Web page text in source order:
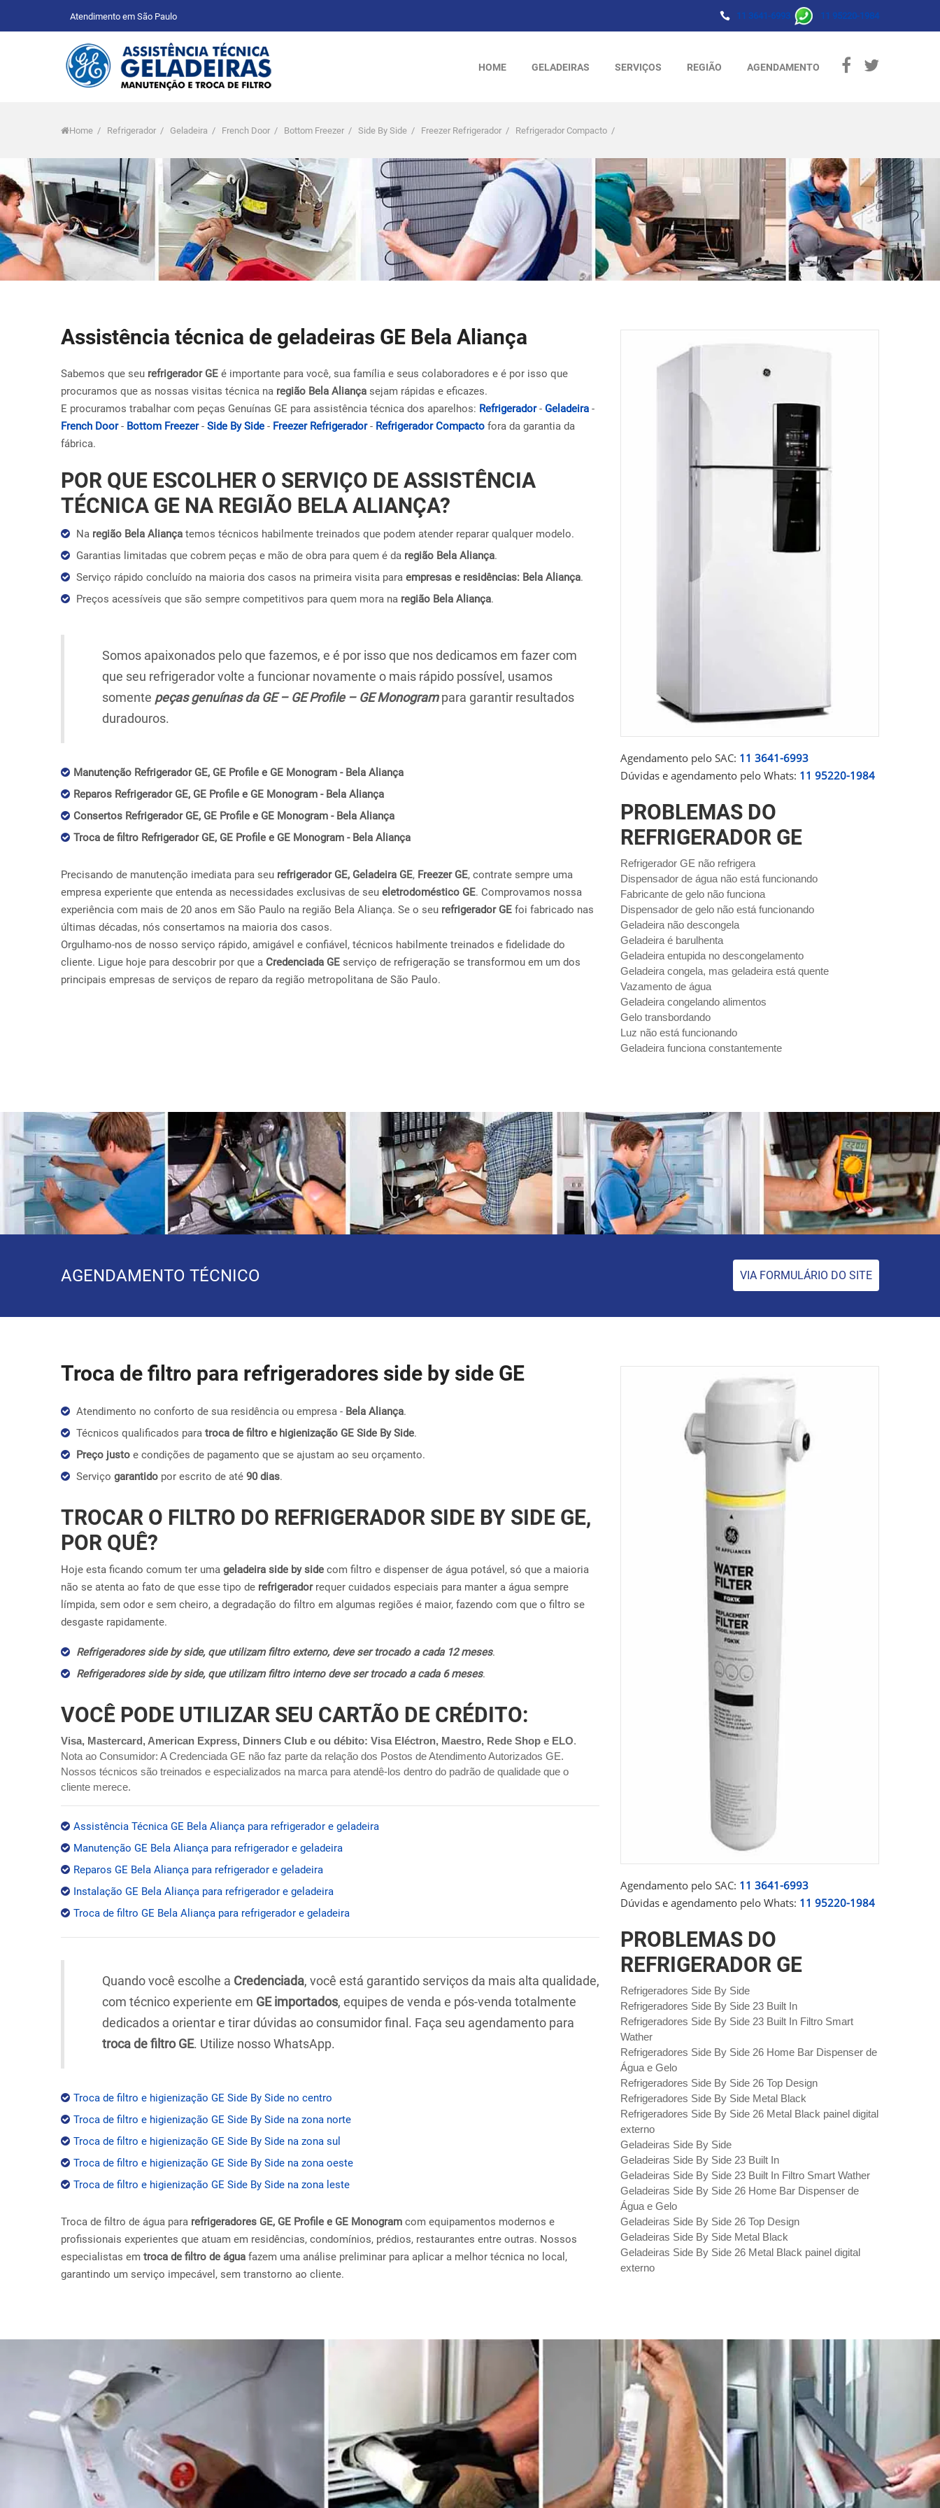
Atendimento em São Paulo 11 3641-6993 11 95220-1984
HOME GELADEIRAS SERVIÇOS REGIÃO AGENDAMENTO
Home / Refrigerador / Geladeira / French Door / Bottom Freezer / Side By Side / Freezer Refrigerador / Refrigerador Compacto /
Assistência técnica de geladeiras GE Bela Aliança
Sabemos que seu refrigerador GE é importante para você, sua família e seus colaboradores e é por isso que
procuramos que as nossas visitas técnica na região Bela Aliança sejam rápidas e eficazes.
E procuramos trabalhar com peças Genuínas GE para assistência técnica dos aparelhos: Refrigerador- Geladeira -
French Door- Bottom Freezer- Side By Side - Freezer Refrigerador- Refrigerador Compacto fora da garantia da
fábrica.
POR QUE ESCOLHER O SERVIÇO DE ASSISTÊNCIA
TÉCNICA GE NA REGIÃO BELA ALIANÇA?
Na região Bela Aliança temos técnicos habilmente treinados que podem atender reparar qualquer modelo.
Garantias limitadas que cobrem peças e mão de obra para quem é da região Bela Aliança.
Serviço rápido concluído na maioria dos casos na primeira visita para empresas e residências: Bela Aliança.
Preços acessíveis que são sempre competitivos para quem mora na região Bela Aliança.
Somos apaixonados pelo que fazemos, e é por isso que nos dedicamos em fazer com
que seu refrigerador volte a funcionar novamente o mais rápido possível, usamos
somente peças genuínas da GE – GE Profile – GE Monogrampara garantir resultados
duradouros.
Manutenção Refrigerador GE, GE Profile e GE Monogram - Bela Aliança
Reparos Refrigerador GE, GE Profile e GE Monogram - Bela Aliança
Consertos Refrigerador GE, GE Profile e GE Monogram - Bela Aliança
Troca de filtro Refrigerador GE, GE Profile e GE Monogram - Bela Aliança
Precisando de manutenção imediata para seu refrigerador GE, Geladeira GE, Freezer GE, contrate sempre uma
empresa experiente que entenda as necessidades exclusivas de seu eletrodoméstico GE. Comprovamos nossa
experiência com mais de 20 anos em São Paulo na região Bela Aliança. Se o seu refrigerador GE foi fabricado nas
últimas décadas, nós consertamos na maioria dos casos.
Orgulhamo-nos de nosso serviço rápido, amigável e confiável, técnicos habilmente treinados e fidelidade do
cliente. Ligue hoje para descobrir por que a Credenciada GE serviço de refrigeração se transformou em um dos
principais empresas de serviços de reparo da região metropolitana de São Paulo.
Agendamento pelo SAC: 11 3641-6993
Dúvidas e agendamento pelo Whats: 11 95220-1984
PROBLEMAS DO
REFRIGERADOR GE
Refrigerador GE não refrigera
Dispensador de água não está funcionando
Fabricante de gelo não funciona
Dispensador de gelo não está funcionando
Geladeira não descongela
Geladeira é barulhenta
Geladeira entupida no descongelamento
Geladeira congela, mas geladeira está quente
Vazamento de água
Geladeira congelando alimentos
Gelo transbordando
Luz não está funcionando
Geladeira funciona constantemente
AGENDAMENTO TÉCNICO VIA FORMULÁRIO DO SITE
Troca de filtro para refrigeradores side by side GE
Atendimento no conforto de sua residência ou empresa - Bela Aliança.
Técnicos qualificados para troca de filtro e higienização GE Side By Side.
Preço justo e condições de pagamento que se ajustam ao seu orçamento.
Serviço garantido por escrito de até 90 dias.
TROCAR O FILTRO DO REFRIGERADOR SIDE BY SIDE GE,
POR QUÊ?
Hoje esta ficando comum ter uma geladeira side by side com filtro e dispenser de água potável, só que a maioria
não se atenta ao fato de que esse tipo de refrigeradorrequer cuidados especiais para manter a água sempre
límpida, sem odor e sem cheiro, a degradação do filtro em algumas regiões é maior, fazendo com que o filtro se
desgaste rapidamente.
Refrigeradores side by side, que utilizam filtro externo, deve ser trocado a cada 12 meses.
Refrigeradores side by side, que utilizam filtro interno deve ser trocado a cada 6 meses.
VOCÊ PODE UTILIZAR SEU CARTÃO DE CRÉDITO:
Visa, Mastercard, American Express, Dinners Club e ou débito: Visa Eléctron, Maestro, Rede Shop e ELO.
Nota ao Consumidor: A Credenciada GE não faz parte da relação dos Postos de Atendimento Autorizados GE.
Nossos técnicos são treinados e especializados na marca para atendê-los dentro do padrão de qualidade que o
cliente merece.
Assistência Técnica GE Bela Aliança para refrigerador e geladeira
Manutenção GE Bela Aliança para refrigerador e geladeira
Reparos GE Bela Aliança para refrigerador e geladeira
Instalação GE Bela Aliança para refrigerador e geladeira
Troca de filtro GE Bela Aliança para refrigerador e geladeira
Quando você escolhe a Credenciada, você está garantido serviços da mais alta qualidade,
com técnico experiente em GE importados, equipes de venda e pós-venda totalmente
dedicados a orientar e tirar dúvidas ao consumidor final. Faça seu agendamento para
troca de filtro GE. Utilize nosso WhatsApp.
Troca de filtro e higienização GE Side By Side no centro
Troca de filtro e higienização GE Side By Side na zona norte
Troca de filtro e higienização GE Side By Side na zona sul
Troca de filtro e higienização GE Side By Side na zona oeste
Troca de filtro e higienização GE Side By Side na zona leste
Troca de filtro de água para refrigeradores GE, GE Profile e GE Monogram com equipamentos modernos e
profissionais experientes que atuam em residências, condomínios, prédios, restaurantes entre outras. Nossos
especialistas em troca de filtro de água fazem uma análise preliminar para aplicar a melhor técnica no local,
garantindo um serviço impecável, sem transtorno ao cliente.
Agendamento pelo SAC: 11 3641-6993
Dúvidas e agendamento pelo Whats: 11 95220-1984
PROBLEMAS DO
REFRIGERADOR GE
Refrigeradores Side By Side
Refrigeradores Side By Side 23 Built In
Refrigeradores Side By Side 23 Built In Filtro Smart
Wather
Refrigeradores Side By Side 26 Home Bar Dispenser de
Água e Gelo
Refrigeradores Side By Side 26 Top Design
Refrigeradores Side By Side Metal Black
Refrigeradores Side By Side 26 Metal Black painel digital
externo
Geladeiras Side By Side
Geladeiras Side By Side 23 Built In
Geladeiras Side By Side 23 Built In Filtro Smart Wather
Geladeiras Side By Side 26 Home Bar Dispenser de
Água e Gelo
Geladeiras Side By Side 26 Top Design
Geladeiras Side By Side Metal Black
Geladeiras Side By Side 26 Metal Black painel digital
externo